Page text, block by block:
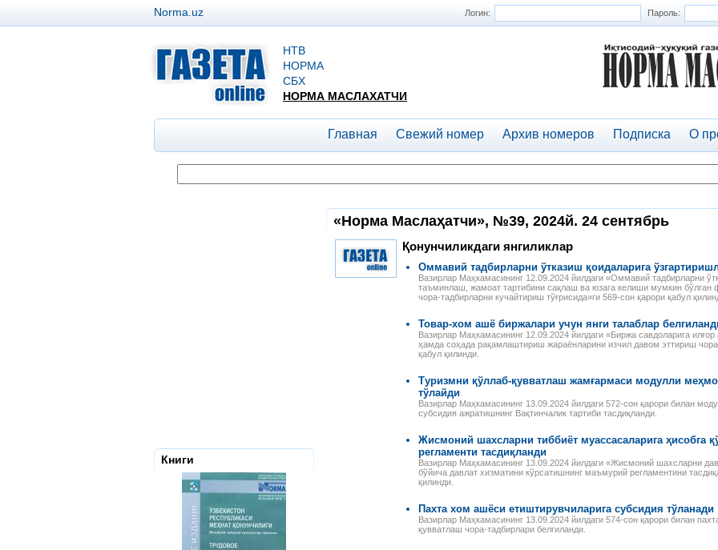
Логин: Пароль:
Norma.uz
НТВ
НОРМА
СБХ
НОРМА МАСЛАХАТЧИ
Главная Свежий номер Архив номеров Подписка О
Книги
«Норма Маслаҳатчи», №39, 2024й. 24 сентябрь
Қонунчиликдаги янгиликлар
Оммавий тадбирларни ўтказиш қоидаларига
Вазирлар Маҳкамасининг 12.09.2024 йилдаги «Оммавий тадбирларни
таъминлаш, жамоат тартибини сақлаш ва юзага келиши мумкин бўлган
чора-тадбирларни кучайтириш тўғрисида»ги 569-сон қарори қабул
Товар-хом ашё биржалари учун янги талаблар
Вазирлар Маҳкамасининг 12.09.2024 йилдаги «Биржа савдоларига
ҳамда соҳада рақамлаштириш жараёнларини изчил давом эттириш
қабул қилинди.
Туризмни қўллаб-қувватлаш жамғармаси модулли
тўлайди
Вазирлар Маҳкамасининг 13.09.2024 йилдаги 572-сон қарори билан
субсидия ажратишнинг Вақтинчалик тартиби тасдиқланди.
Жисмоний шахсларни тиббиёт муассасаларига ҳисобга
регламенти тасдиқланди
Вазирлар Маҳкамасининг 13.09.2024 йилдаги «Жисмоний шахсларни
бўйича давлат хизматини кўрсатишнинг маъмурий регламентини
қилинди.
Пахта хом ашёси етиштирувчиларига субсидия тўланади
Вазирлар Маҳкамасининг 13.09.2024 йилдаги 574-сон қарори билан
қувватлаш чора-тадбирлари белгиланди.